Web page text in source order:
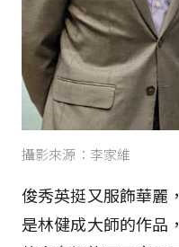
攝影來源：李家維
俊秀英挺又服飾華麗
是林健成大師的作品